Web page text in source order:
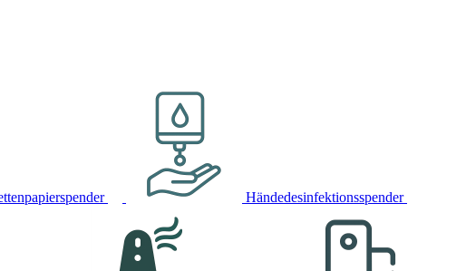
Händedesinfektionsspender